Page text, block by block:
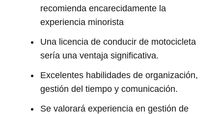
recomienda encarecidamente la
experiencia minorista
Una licencia de conducir de motocicleta
sería una ventaja significativa.
Excelentes habilidades de organización,
gestión del tiempo y comunicación.
Se valorará experiencia en gestión de